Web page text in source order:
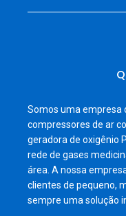
Somos uma empresa
compressores de ar
geradora de oxigênio
rede de gases
área. A nossa
clientes de pequeno,
sempre uma solução